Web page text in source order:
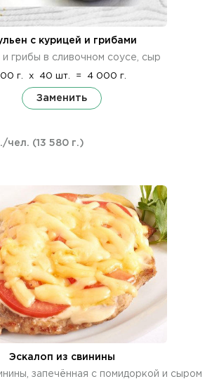
с курицей и грибами
и грибы в сливочном соусе, сыр
г. x 40 шт. = 4 000 г.
Заменить
чел. (13 580 г.)
Эскалоп из свинины
запечённая с помидоркой и сыром